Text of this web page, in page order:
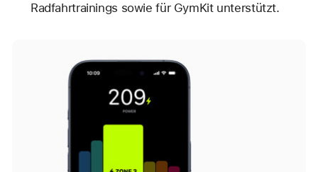
Radfahrtrainings sowie für GymKit unterstützt.